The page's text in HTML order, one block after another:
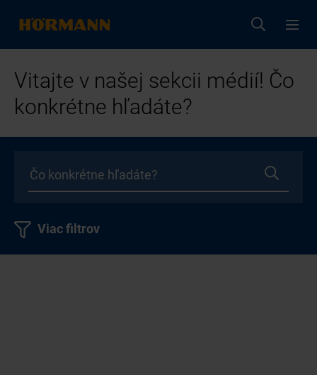
Vitajte v našej sekcii médií! Čo
konkrétne hľadáte?
Viac filtrov